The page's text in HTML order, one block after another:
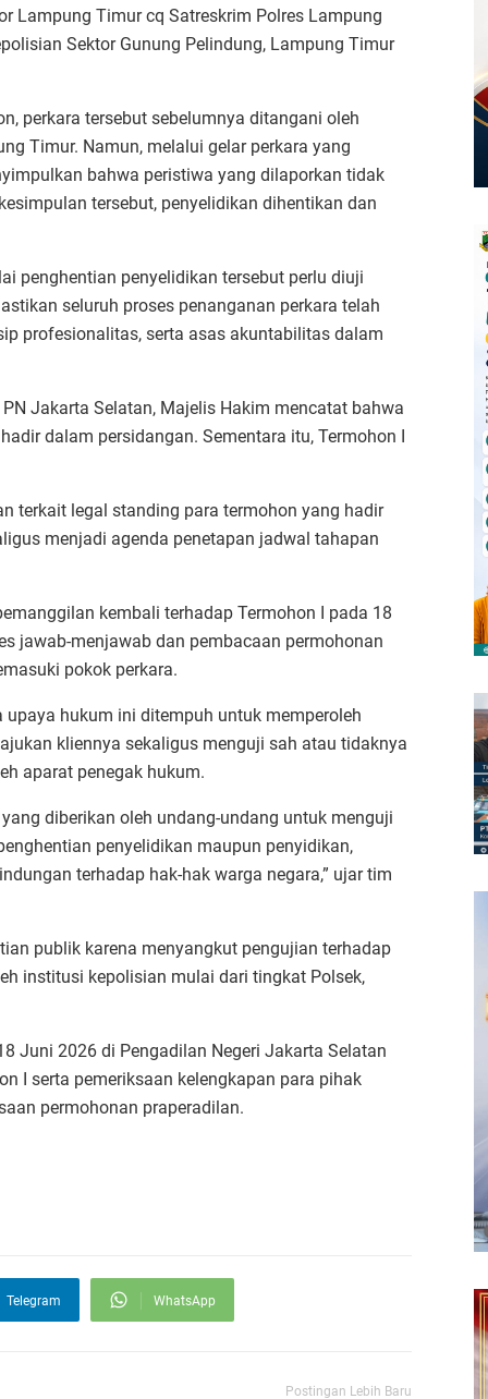
Lampung Timur cq Satreskrim Polres Lampung
Sektor Gunung Pelindung, Lampung Timur
perkara tersebut sebelumnya ditangani oleh
Timur. Namun, melalui gelar perkara yang
bahwa peristiwa yang dilaporkan tidak
tersebut, penyelidikan dihentikan dan
penghentian penyelidikan tersebut perlu diuji
seluruh proses penanganan perkara telah
profesionalitas, serta asas akuntabilitas dalam
Jakarta Selatan, Majelis Hakim mencatat bahwa
dalam persidangan. Sementara itu, Termohon I
terkait legal standing para termohon yang hadir
menjadi agenda penetapan jadwal tahapan
kembali terhadap Termohon I pada 18
jawab-menjawab dan pembacaan permohonan
pokok perkara.
hukum ini ditempuh untuk memperoleh
kliennya sekaligus menguji sah atau tidaknya
aparat penegak hukum.
diberikan oleh undang-undang untuk menguji
penyelidikan maupun penyidikan,
terhadap hak-hak warga negara,” ujar tim
publik karena menyangkut pengujian terhadap
institusi kepolisian mulai dari tingkat Polsek,
Juni 2026 di Pengadilan Negeri Jakarta Selatan
I serta pemeriksaan kelengkapan para pihak
permohonan praperadilan.
Telegram WhatsApp
Postingan Lebih Baru